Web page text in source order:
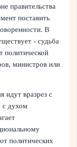
правительства
поставить
В
- судьба
политической
министров или
идут вразрез с
с духом
политических